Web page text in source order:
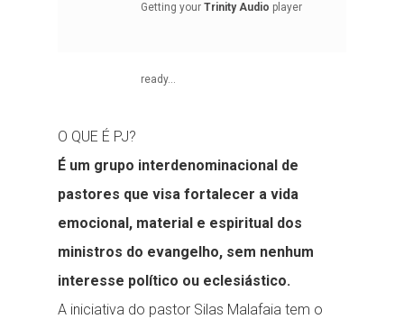
Getting your Trinity Audio player
ready...
O QUE É PJ?
É um grupo interdenominacional de
pastores que visa fortalecer a vida
emocional, material e espiritual dos
ministros do evangelho, sem nenhum
interesse político ou eclesiástico.
A iniciativa do pastor Silas Malafaia tem o